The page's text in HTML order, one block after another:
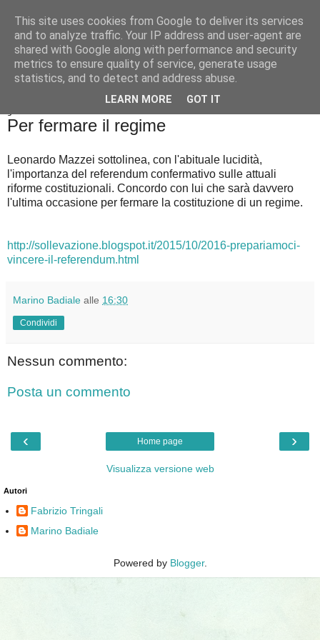
Badiale & Tringali
Per fermare il regime
Leonardo Mazzei sottolinea, con l'abituale lucidità,
l'importanza del referendum confermativo sulle attuali
riforme costituzionali. Concordo con lui che sarà davvero
l'ultima occasione per fermare la costituzione di un regime.
http://sollevazione.blogspot.it/2015/10/2016-prepariamoci-
vincere-il-referendum.html
Marino Badiale alle 16:30
Condividi
Nessun commento:
Posta un commento
‹ ›
Home page
Visualizza versione web
Autori
Fabrizio Tringali
Marino Badiale
Powered by Blogger.
This site uses cookies from Google to deliver its services
and to analyze traffic. Your IP address and user-agent are
shared with Google along with performance and security
metrics to ensure quality of service, generate usage
statistics, and to detect and address abuse.
LEARN MORE GOT IT